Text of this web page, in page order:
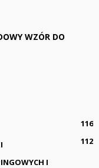
WZÓR DO
116
112
I